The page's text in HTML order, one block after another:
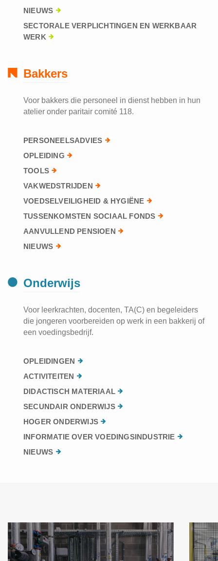
NIEUWS
SECTORALE VERPLICHTINGEN EN WERKBAAR
WERK
Bakkers
Voor bakkers die personeel in dienst hebben in hun
atelier onder paritair comité 118.
PERSONEELSADVIES
OPLEIDING
TOOLS
VAKWEDSTRIJDEN
VOEDSELVEILIGHEID & HYGIËNE
TUSSENKOMSTEN SOCIAAL FONDS
AANVULLEND PENSIOEN
NIEUWS
Onderwijs
Voor leerkrachten, docenten, TA(C) en begeleiders
die jongeren voorbereiden op werk in een bakkerij of
een voedingsbedrijf.
OPLEIDINGEN
ACTIVITEITEN
DIDACTISCH MATERIAAL
SECUNDAIR ONDERWIJS
HOGER ONDERWIJS
INFORMATIE OVER VOEDINGSINDUSTRIE
NIEUWS